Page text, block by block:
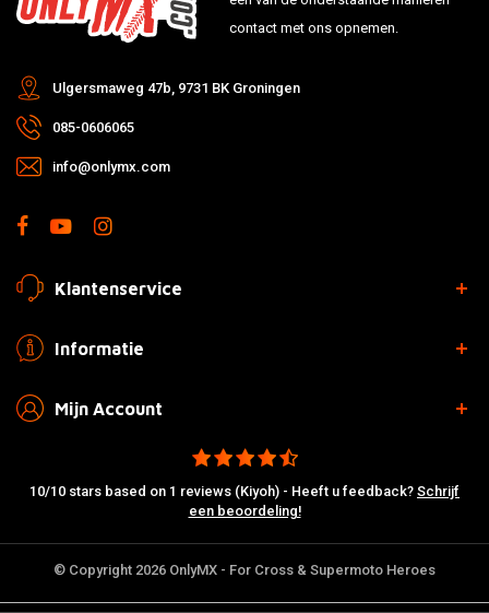
contact met ons opnemen.
Ulgersmaweg 47b, 9731 BK Groningen
085-0606065
info@onlymx.com
Klantenservice
Informatie
Mijn Account
10/10 stars based on 1 reviews (Kiyoh) - Heeft u feedback? Schrijf
een beoordeling!
© Copyright 2026 OnlyMX - For Cross & Supermoto Heroes